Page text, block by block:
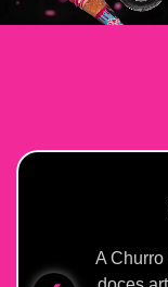
Por